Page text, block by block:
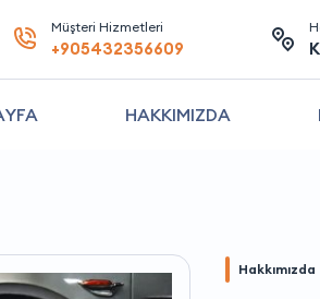
Müşteri Hizmetleri
+905432356609
HAKKIMIZDA
Hakkımızda